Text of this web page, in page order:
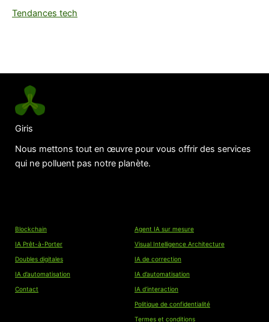
Tendances tech
Giris
Nous mettons tout en œuvre pour vous offrir des services
qui ne polluent pas notre planète.
Blockchain
IA Prêt-à-Porter
Doubles digitales
IA d’automatisation
Contact
Agent IA sur mesure
Visual Intelligence Architecture
IA de correction
IA d’automatisation
IA d’interaction
Politique de confidentialité
Termes et conditions